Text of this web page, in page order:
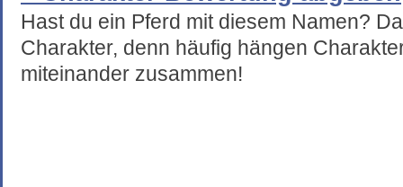
Hast du ein Pferd mit diesem Namen?
Charakter, denn häufig hängen
miteinander zusammen!